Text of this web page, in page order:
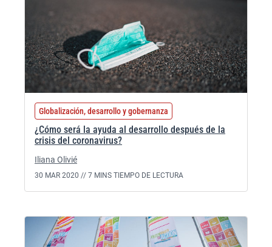
Globalización, desarrollo y gobernanza
¿Cómo será la ayuda al desarrollo después de la
crisis del coronavirus?
Iliana Olivié
30 MAR 2020 // 7 MINS TIEMPO DE LECTURA